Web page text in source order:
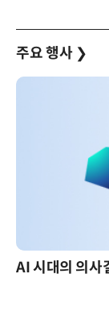
주요 행사 ❯